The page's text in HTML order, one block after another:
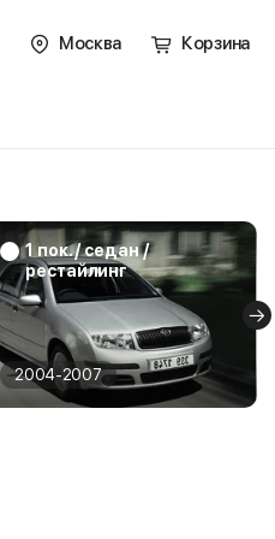
Москва Корзина
1 пок. / седан /
рестайлинг
2004-2007